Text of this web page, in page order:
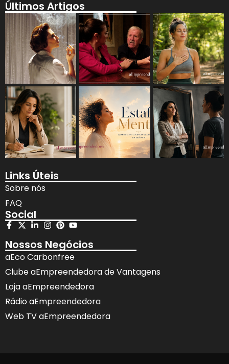
Últimos Artigos
Links Úteis
Sobre nós
FAQ
Social
Nossos Negócios
aEco Carbonfree
Clube aEmpreendedora de Vantagens
Loja aEmpreendedora
Rádio aEmpreendedora
Web TV aEmpreendedora